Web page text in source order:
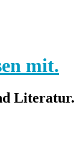
mit.
Literatur.